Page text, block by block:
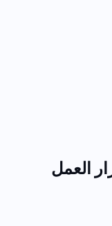
العمل